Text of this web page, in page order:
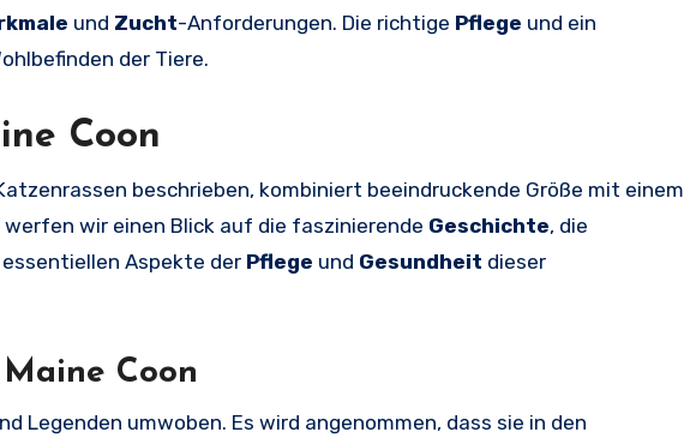
und Zucht-Anforderungen. Die richtige Pflege und ein
der Tiere.
Coon
beschrieben, kombiniert beeindruckende Größe mit einem
wir einen Blick auf die faszinierende Geschichte, die
essentiellen Aspekte der Pflege und Gesundheit dieser
Coon
Legenden umwoben. Es wird angenommen, dass sie in den